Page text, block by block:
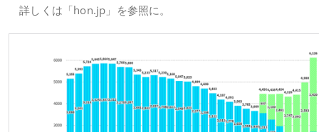
詳しくは「hon.jp」を参照に。